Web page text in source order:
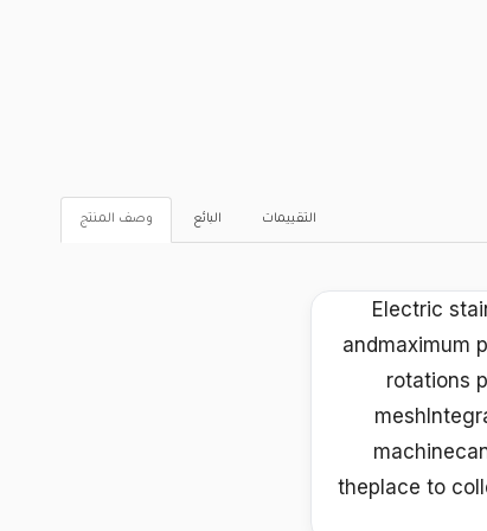
وصف المنتج البائع التقييمات
Electric
andmaximum
rotations
theplace to